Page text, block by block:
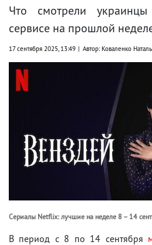
Что смотрели
сервисе на прошлой
17 сентября 2025, 13:49 Автор: Коваленко
Сериалы Netflix: лучшие на неделе 8 – 14
В период с 8 по 14 сентября